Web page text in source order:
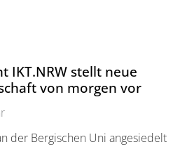
IKT.NRW stellt neue
von morgen vor
der Bergischen Uni angesiedelt